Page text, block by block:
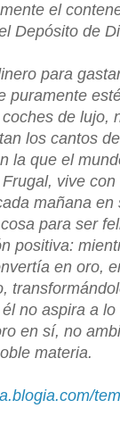
el
Depósito de
para
puramente
de lujo,
los cantos
la que el
vive con
mañana en
para ser
positiva:
en oro,
no aspira a
en sí, no
materia.